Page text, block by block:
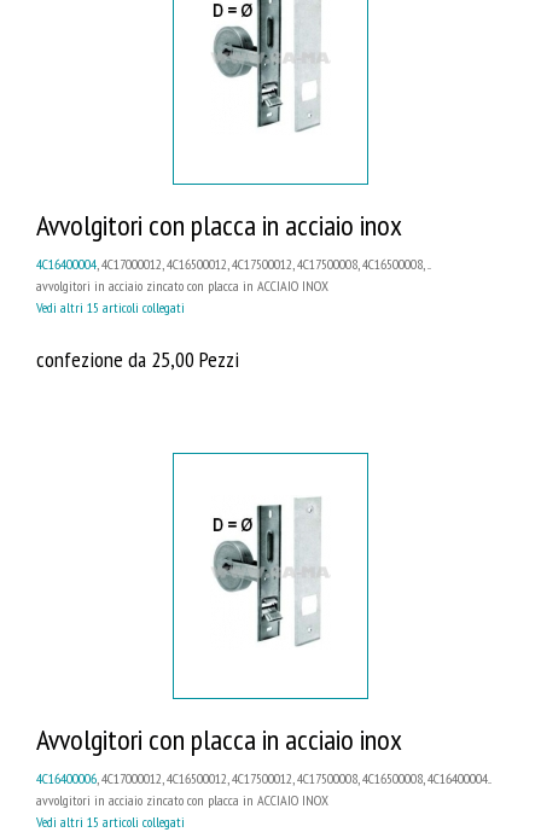
Avvolgitori con placca in acciaio inox
4C16400004 , 4C17000012, 4C16500012, 4C17500012, 4C17500008, 4C16500008, ...
avvolgitori in acciaio zincato con placca in ACCIAIO INOX
Vedi altri 15 articoli collegati
confezione da 25,00 Pezzi
Avvolgitori con placca in acciaio inox
4C16400006, 4C17000012, 4C16500012, 4C17500012, 4C17500008, 4C16500008, 4C16400004...
avvolgitori in acciaio zincato con placca in ACCIAIO INOX
Vedi altri 15 articoli collegati